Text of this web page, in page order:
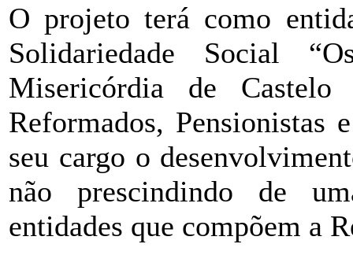
O projeto terá como
Solidariedade Social
Misericórdia de
Reformados, Pensionistas
seu cargo o
não prescindindo de
entidades que compõem a